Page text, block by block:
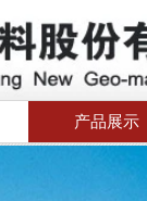
产品展示